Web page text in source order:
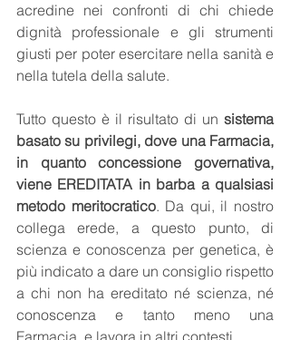
acredine nei confronti di chi chiede
dignità professionale e gli strumenti
giusti per poter esercitare nella sanità e
nella tutela della salute.
Tutto questo è il risultato di un sistema
basato su privilegi, dove una Farmacia,
in quanto concessione governativa,
viene EREDITATA in barba a qualsiasi
metodo meritocratico. Da qui, il nostro
collega erede, a questo punto, di
scienza e conoscenza per genetica, è
più indicato a dare un consiglio rispetto
a chi non ha ereditato né scienza, né
conoscenza e tanto meno una
Farmacia, e lavora in altri contesti.